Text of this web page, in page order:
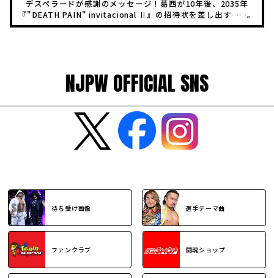
デスペラードが感謝のメッセージ！葛西が10年後、2035年
『"DEATH PAIN" invitacional Ⅱ』の招待状を差し出す……。
NJPW OFFICIAL SNS
待ち受け画像 選手テーマ曲
ファンクラブ 闘魂ショップ